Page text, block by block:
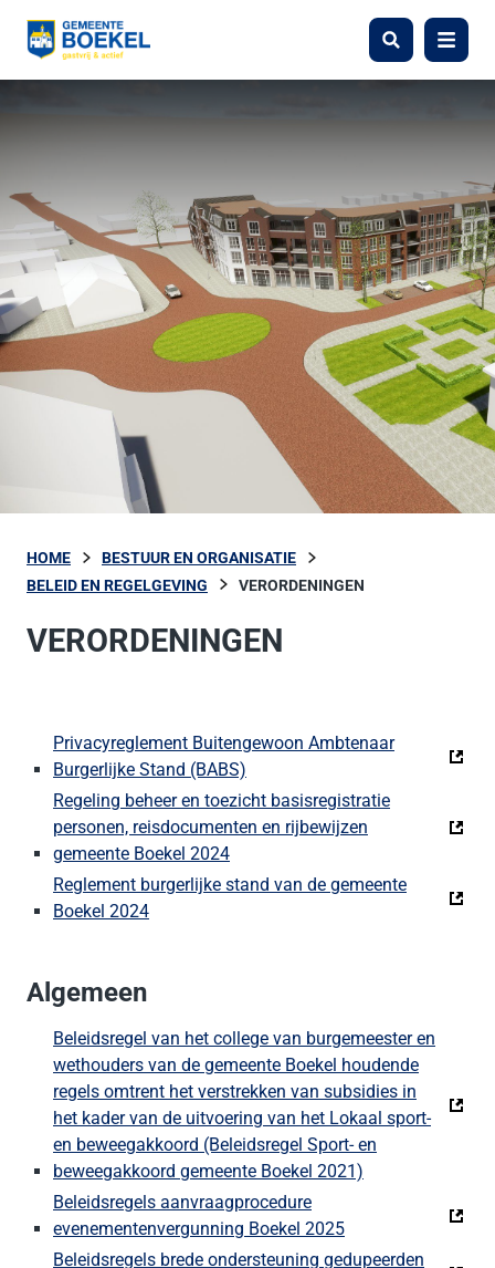
Zoeken Menu
HOME
BESTUUR EN ORGANISATIE
BELEID EN REGELGEVING
VERORDENINGEN
VERORDENINGEN
Privacyreglement Buitengewoon Ambtenaar
Burgerlijke Stand (BABS)
Regeling beheer en toezicht basisregistratie
personen, reisdocumenten en rijbewijzen
gemeente Boekel 2024
Reglement burgerlijke stand van de gemeente
Boekel 2024
Algemeen
Beleidsregel van het college van burgemeester en
wethouders van de gemeente Boekel houdende
regels omtrent het verstrekken van subsidies in
het kader van de uitvoering van het Lokaal sport-
en beweegakkoord (Beleidsregel Sport- en
beweegakkoord gemeente Boekel 2021)
Beleidsregels aanvraagprocedure
evenementenvergunning Boekel 2025
Beleidsregels brede ondersteuning gedupeerden